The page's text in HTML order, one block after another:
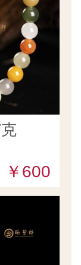
￥600